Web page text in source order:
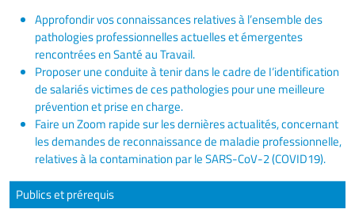
Approfondir vos connaissances relatives à l’ensemble des
pathologies professionnelles actuelles et émergentes
rencontrées en Santé au Travail.
Proposer une conduite à tenir dans le cadre de I‘identification
de salariés victimes de ces pathologies pour une meilleure
prévention et prise en charge.
Faire un Zoom rapide sur les dernières actualités, concernant
les demandes de reconnaissance de maladie professionnelle,
relatives à la contamination par le SARS-CoV-2 (COVID19).
Publics et prérequis